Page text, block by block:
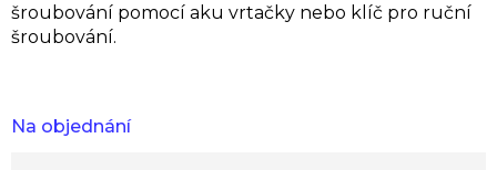
Na objednání
šroubování pomocí aku vrtačky nebo klíč pro ruční
šroubování.